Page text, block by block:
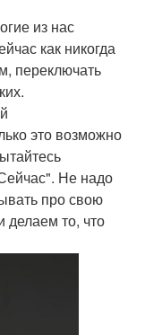
из нас
как никогда
переключать
это возможно
Не надо
про свою
то, что